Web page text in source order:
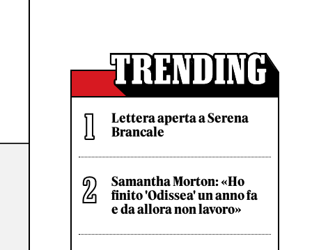
Lettera aperta a Serena
Brancale
Samantha Morton: «Ho
finito 'Odissea' un anno fa
e da allora non lavoro»